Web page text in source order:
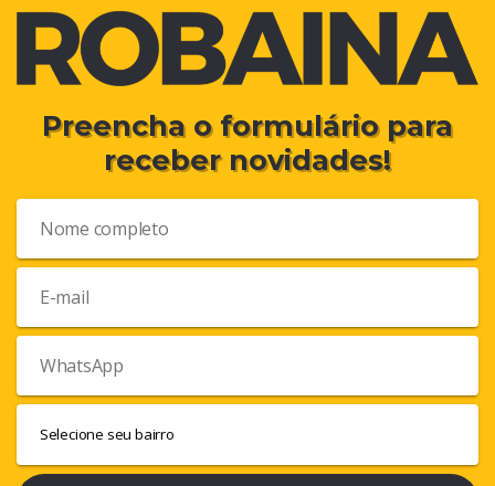
Preencha o formulário para
receber novidades!